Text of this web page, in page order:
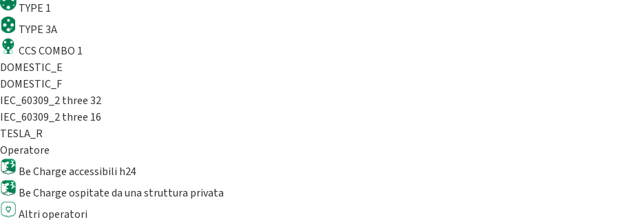
TYPE 1
TYPE 3A
CCS COMBO 1
DOMESTIC_E
DOMESTIC_F
IEC_60309_2 three 32
IEC_60309_2 three 16
TESLA_R
Operatore
Be Charge accessibili h24
Be Charge ospitate da una struttura privata
Altri operatori